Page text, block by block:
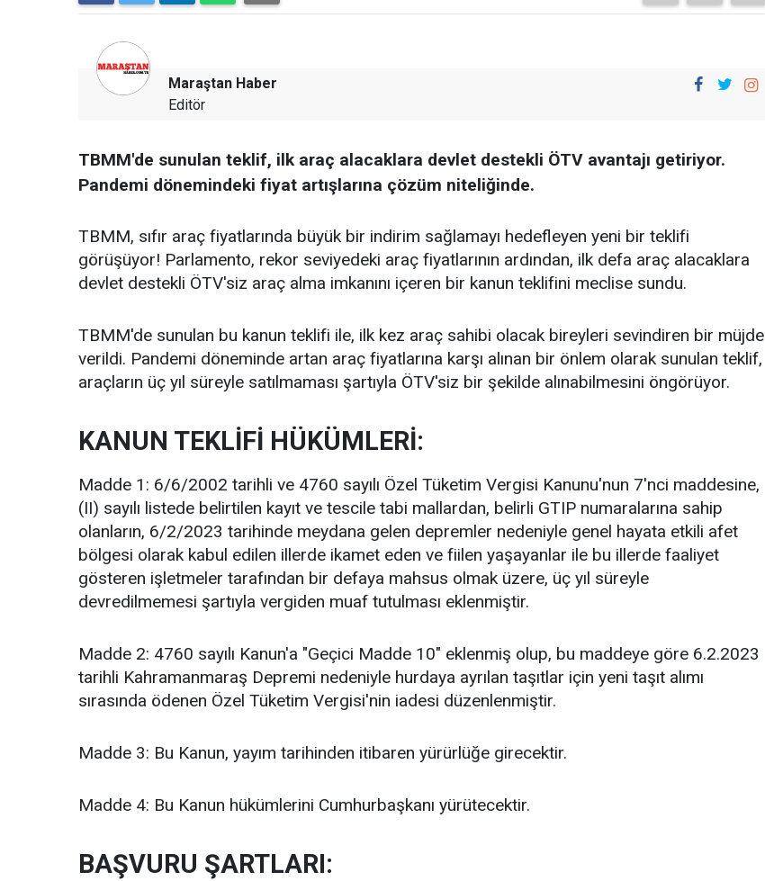
Maraştan Haber
Editör
TBMM'de sunulan teklif, ilk araç alacaklara devlet destekli ÖTV avantajı getiriyor.
Pandemi dönemindeki fiyat artışlarına çözüm niteliğinde.
TBMM, sıfır araç fiyatlarında büyük bir indirim sağlamayı hedefleyen yeni bir teklifi
görüşüyor! Parlamento, rekor seviyedeki araç fiyatlarının ardından, ilk defa araç alacaklara
devlet destekli ÖTV'siz araç alma imkanını içeren bir kanun teklifini meclise sundu.
TBMM'de sunulan bu kanun teklifi ile, ilk kez araç sahibi olacak bireyleri sevindiren bir müjde
verildi. Pandemi döneminde artan araç fiyatlarına karşı alınan bir önlem olarak sunulan teklif,
araçların üç yıl süreyle satılmaması şartıyla ÖTV'siz bir şekilde alınabilmesini öngörüyor.
KANUN TEKLİFİ HÜKÜMLERİ:
Madde 1: 6/6/2002 tarihli ve 4760 sayılı Özel Tüketim Vergisi Kanunu'nun 7'nci maddesine,
(II) sayılı listede belirtilen kayıt ve tescile tabi mallardan, belirli GTIP numaralarına sahip
olanların, 6/2/2023 tarihinde meydana gelen depremler nedeniyle genel hayata etkili afet
bölgesi olarak kabul edilen illerde ikamet eden ve fiilen yaşayanlar ile bu illerde faaliyet
gösteren işletmeler tarafından bir defaya mahsus olmak üzere, üç yıl süreyle
devredilmemesi şartıyla vergiden muaf tutulması eklenmiştir.
Madde 2: 4760 sayılı Kanun'a "Geçici Madde 10" eklenmiş olup, bu maddeye göre 6.2.2023
tarihli Kahramanmaraş Depremi nedeniyle hurdaya ayrılan taşıtlar için yeni taşıt alımı
sırasında ödenen Özel Tüketim Vergisi'nin iadesi düzenlenmiştir.
Madde 3: Bu Kanun, yayım tarihinden itibaren yürürlüğe girecektir.
Madde 4: Bu Kanun hükümlerini Cumhurbaşkanı yürütecektir.
BAŞVURU ŞARTLARI: